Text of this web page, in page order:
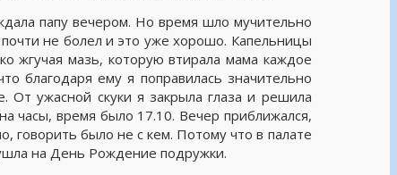
папу вечером. Но время шло мучительно
не болел и это уже хорошо. Капельницы
жгучая мазь, которую втирала мама каждое
благодаря ему я поправилась значительно
ужасной скуки я закрыла глаза и решила
часы, время было 17.10. Вечер приближался,
говорить было не с кем. Потому что в палате
на День Рождение подружки.